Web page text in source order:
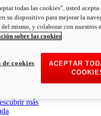
Recomendado desde:
Descubrir más
Monster +
+
Monster 100
más
todas las cookies”, usted acepta
su dispositivo para mejorar la
mismo, y colaborar con nuestros
sobre las cookies
ACEPTAR
cookies